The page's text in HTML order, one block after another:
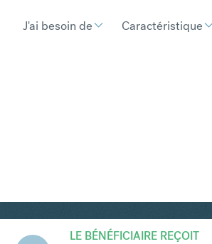
J'ai besoin de Caractéristique
LE BÉNÉFICIAIRE REÇOIT